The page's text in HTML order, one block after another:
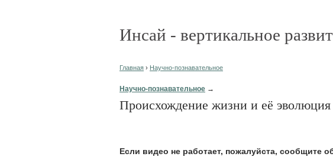
Инсай - вертикальное
Главная › Научно-познавательное
Научно-познавательное →
Происхождение жизни и её эволюция
Eсли видео не работает, пожалуйста, сообщите